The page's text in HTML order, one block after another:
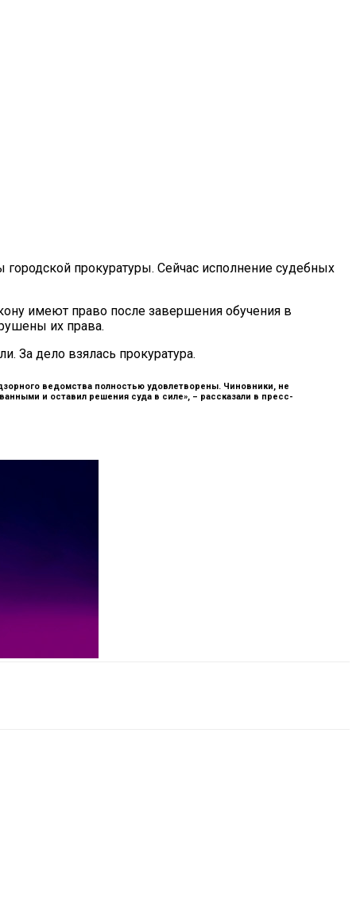
прокуратуры. Сейчас исполнение судебных
имеют право после завершения обучения в
их права.
За дело взялась прокуратура.
ведомства полностью удовлетворены. Чиновники, не
и оставил решения суда в силе», – рассказали в пресс-